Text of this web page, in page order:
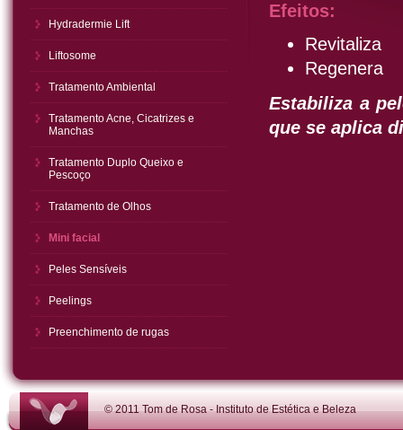
Hydradermie Lift
Liftosome
Tratamento Ambiental
Tratamento Acne, Cicatrizes e
Manchas
Tratamento Duplo Queixo e
Pescoço
Tratamento de Olhos
Mini facial
Peles Sensíveis
Peelings
Preenchimento de rugas
Efeitos:
Revitaliza
Regenera
Estabiliza a
que se aplica
© 2011 Tom de Rosa - Instituto de Estética e Beleza